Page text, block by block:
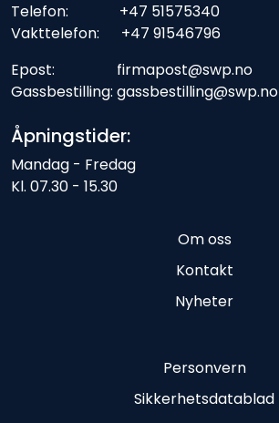
Telefon: +47 51575340
Vakttelefon: +47 91546796
Epost: firmapost@swp.no
Gassbestilling: gassbestilling@swp.no
Åpningstider:
Mandag - Fredag
Kl. 07.30 - 15.30
Om oss
Kontakt
Nyheter
Personvern
Sikkerhetsdatablad